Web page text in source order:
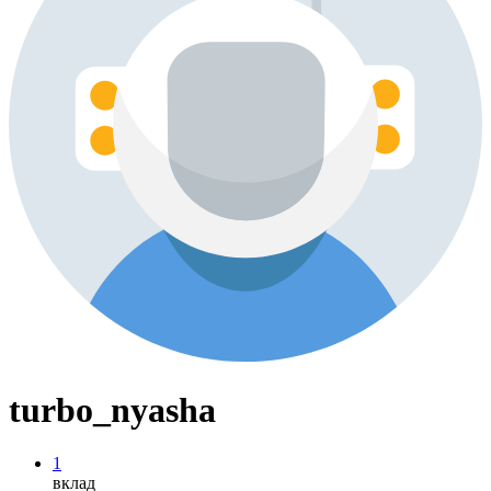
turbo_nyasha
1
вклад